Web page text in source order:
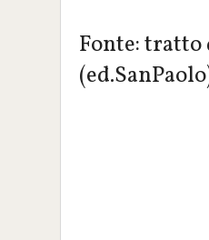
Fonte: tratto